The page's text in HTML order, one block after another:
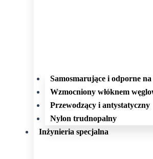
Samosmarujące i odporne na
Wzmocniony włóknem
Przewodzący i antystatyczny
Nylon trudnopalny
Inżynieria specjalna